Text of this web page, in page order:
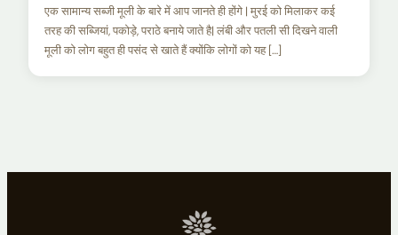
एक सामान्य सब्जी मूली के बारे में आप जानते ही होंगे | मुरई को मिलाकर कई
तरह की सब्जियां, पकोड़े, पराठे बनाये जाते है| लंबी और पतली सी दिखने वाली
मूली को लोग बहुत ही पसंद से खाते हैं क्योंकि लोगों को यह […]